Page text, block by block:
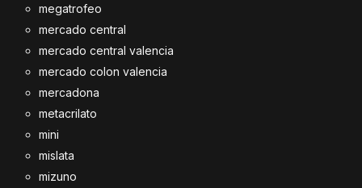
megatrofeo
mercado central
mercado central valencia
mercado colon valencia
mercadona
metacrilato
mini
mislata
mizuno